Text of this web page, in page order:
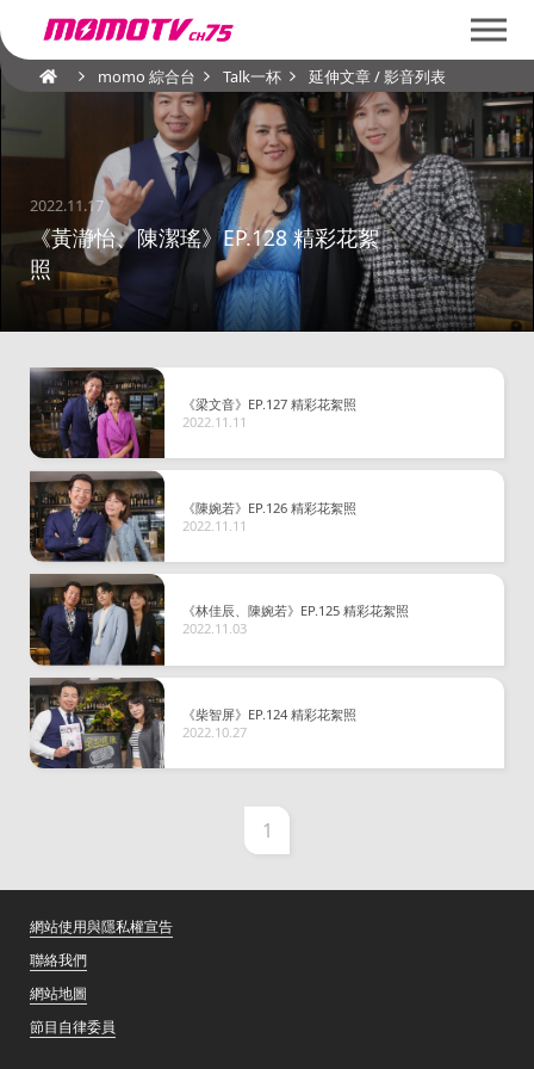
momo 綜合台 Talk一杯 延伸文章 / 影音列表
2022.11.17
《黃瀞怡、陳潔瑤》EP.128 精彩花絮
照
《梁文音》EP.127 精彩花絮照
2022.11.11
《陳婉若》EP.126 精彩花絮照
2022.11.11
《林佳辰、陳婉若》EP.125 精彩花絮照
2022.11.03
《柴智屏》EP.124 精彩花絮照
2022.10.27
1
網站使用與隱私權宣告
聯絡我們
網站地圖
節目自律委員